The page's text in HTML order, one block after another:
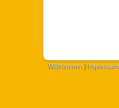
Willkommen| Impressum